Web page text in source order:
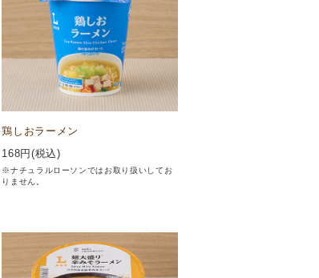
鶏しおラーメン
168円(税込)
※ナチュラルローソンではお取り扱いしてお
りません。